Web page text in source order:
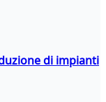
di impianti